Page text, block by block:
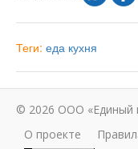
Теги: еда кухня
© 2026 ООО «Единый
О проекте